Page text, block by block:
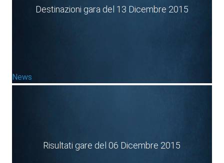
Destinazioni gara del 13 Dicembre 2015
News
Risultati gare del 06 Dicembre 2015